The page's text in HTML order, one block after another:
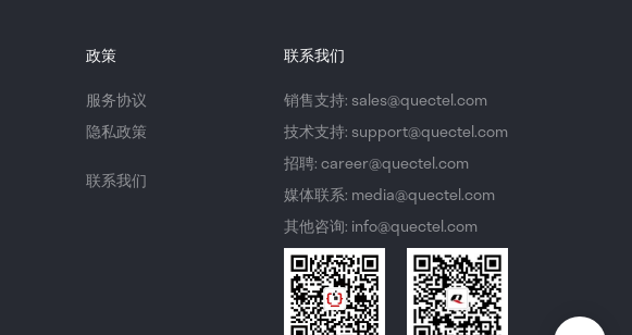
政策
服务协议
隐私政策
联系我们
联系我们
销售支持: sales@quectel.com
技术支持: support@quectel.com
招聘: career@quectel.com
媒体联系: media@quectel.com
其他咨询: info@quectel.com